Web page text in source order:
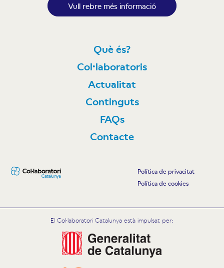
Vull rebre més informació
Què és?
Col·laboratoris
Actualitat
Continguts
FAQs
Contacte
Política de privacitat
Política de cookies
El Col·laboratori Catalunya està impulsat per: